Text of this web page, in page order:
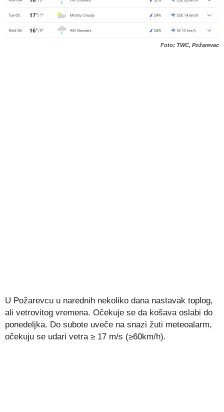
Foto: TWC, Požarevac
U Požarevcu u narednih nekoliko dana nastavak toplog,
ali vetrovitog vremena. Očekuje se da košava oslabi do
ponedeljka. Do subote uveče na snazi žuti meteoalarm,
očekuju se udari vetra ≥ 17 m/s (≥60km/h).